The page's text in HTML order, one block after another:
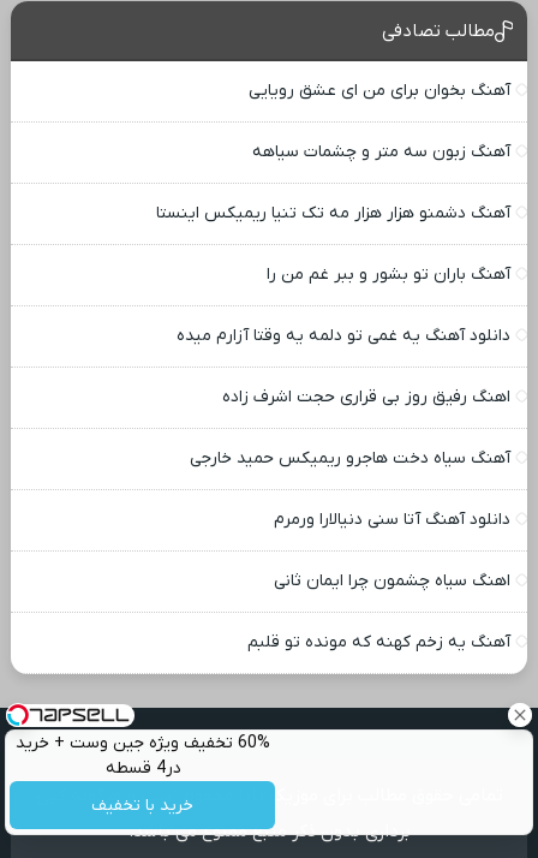
60% تخفیف ویژه جین وست + خرید
در4 قسطه
خرید با تخفیف
مطالب تصادفی
آهنگ بخوان برای من ای عشق رویایی
آهنگ زبون سه متر و چشمات سیاهه
آهنگ دشمنو هزار هزار مه تک تنیا ریمیکس اینستا
آهنگ باران تو بشور و ببر غم من را
دانلود آهنگ یه غمی تو دلمه یه وقتا آزارم میده
اهنگ رفیق روز بی قراری حجت اشرف زاده
آهنگ سیاه دخت هاجرو ریمیکس حمید خارجی
دانلود آهنگ آتا سنی دنیالارا ورمرم
اهنگ سیاه چشمون چرا ایمان ثانی
آهنگ یه زخم کهنه که مونده تو قلبم
تمامی حقوق مطالب برای موزیک بابا محفوظ است و هرگونه کپی
برداری بدون ذکر منبع ممنوع می باشد.